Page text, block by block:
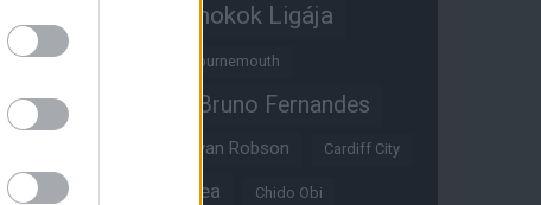
Bajnokok Ligája
Benjamin Sesko Bournemouth
Brandon Williams Bruno Fernandes
Bryan Robson Cardiff City
Casemiro Chelsea Chido Obi